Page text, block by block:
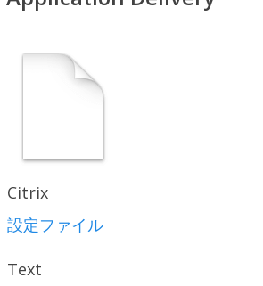
Citrix
設定ファイル
Text